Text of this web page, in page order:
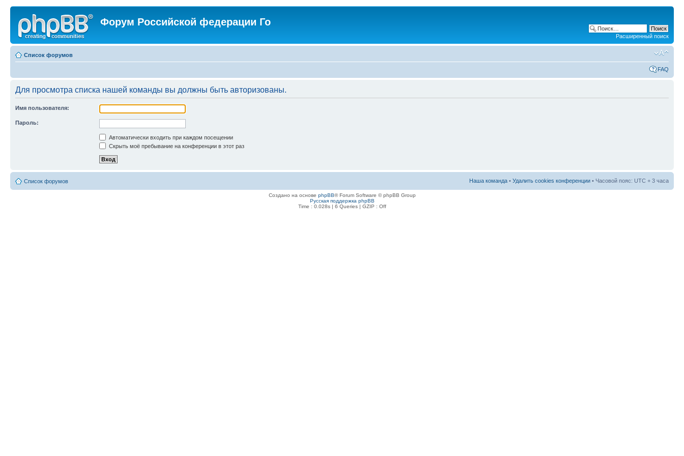
Форум Российской федерации Го
Расширенный поиск
Список форумов
FAQ
Для просмотра списка нашей команды вы должны быть авторизованы.
Имя пользователя:
Пароль:
Автоматически входить при каждом посещении
Скрыть моё пребывание на конференции в этот раз
Список форумов Наша команда • Удалить cookies конференции • Часовой пояс: UTC + 3 часа
Создано на основе phpBB® Forum Software © phpBB Group
Русская поддержка phpBB
Time : 0.028s | 6 Queries | GZIP : Off